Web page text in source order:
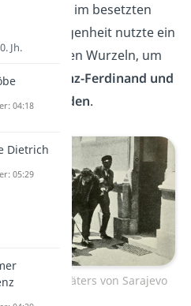
zu Besuch im besetzten
Diese Gelegenheit nutzte ein
serbischen Wurzeln, um
1914 Franz-Ferdinand und
zu ermorden.
des Attentäters von Sarajevo
Jh.
04:18
Dietrich
05:29